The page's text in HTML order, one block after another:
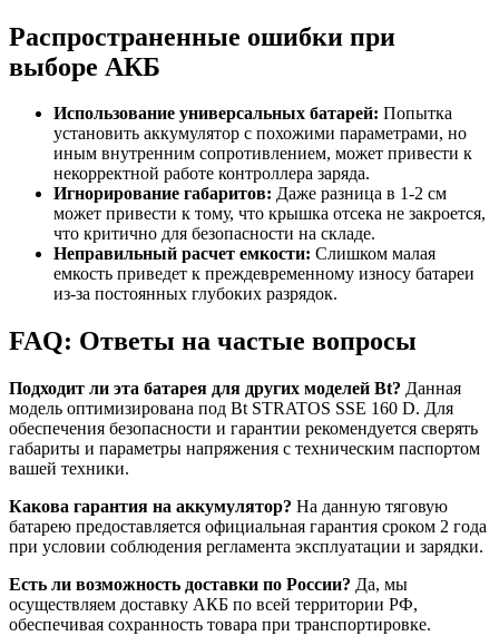
Распространенные ошибки при
выборе АКБ
Использование универсальных батарей: Попытка
установить аккумулятор с похожими параметрами, но
иным внутренним сопротивлением, может привести к
некорректной работе контроллера заряда.
Игнорирование габаритов: Даже разница в 1-2 см
может привести к тому, что крышка отсека не закроется,
что критично для безопасности на складе.
Неправильный расчет емкости: Слишком малая
емкость приведет к преждевременному износу батареи
из-за постоянных глубоких разрядок.
FAQ: Ответы на частые вопросы
Подходит ли эта батарея для других моделей Bt? Данная
модель оптимизирована под Bt STRATOS SSE 160 D. Для
обеспечения безопасности и гарантии рекомендуется сверять
габариты и параметры напряжения с техническим паспортом
вашей техники.
Какова гарантия на аккумулятор? На данную тяговую
батарею предоставляется официальная гарантия сроком 2 года
при условии соблюдения регламента эксплуатации и зарядки.
Есть ли возможность доставки по России? Да, мы
осуществляем доставку АКБ по всей территории РФ,
обеспечивая сохранность товара при транспортировке.